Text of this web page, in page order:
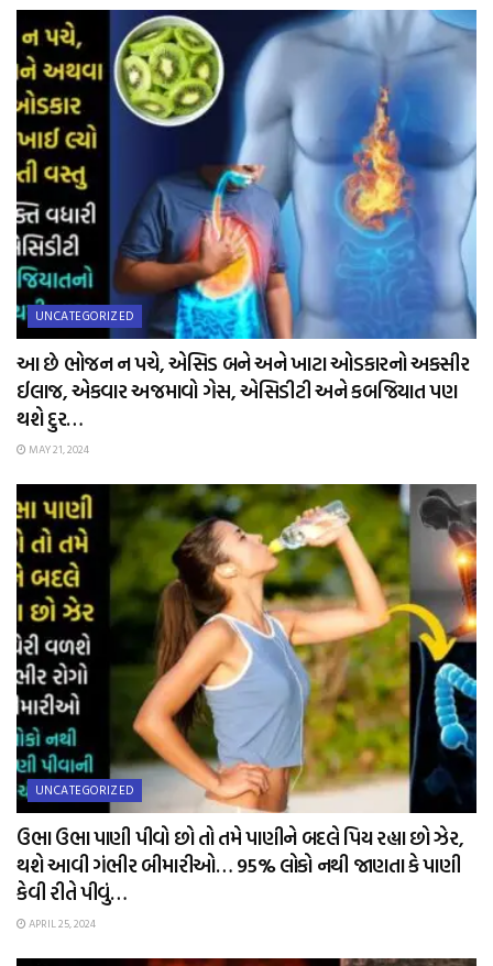
UNCATEGORIZED
આ છે ભોજન ન પચે, એસિડ બને અને ખાટા ઓડકારનો અકસીર
ઈલાજ, એકવાર અજમાવો ગેસ, એસિડીટી અને કબજિયાત પણ
થશે દુર…
MAY 21, 2024
UNCATEGORIZED
ઉભા ઉભા પાણી પીવો છો તો તમે પાણીને બદલે પિય રહ્યા છો ઝેર,
થશે આવી ગંભીર બીમારીઓ… 95% લોકો નથી જાણતા કે પાણી
કેવી રીતે પીવું…
APRIL 25, 2024